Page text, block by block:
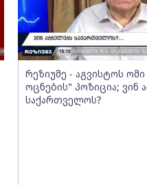
რეზიუმე - აგვისტოს
ოცნების" პოზიცია; ვინ
საქართველოს?